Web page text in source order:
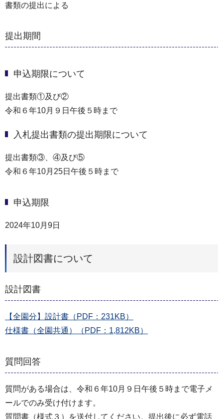
書類の提出による
提出期間
申込期限について
提出書類①及び②
令和６年10月９日午後５時まで
入札提出書類の提出期限について
提出書類③、④及び⑤
令和６年10月25日午後５時まで
申込期限
2024年10月9日
設計図書について
設計図書
【全園分】設計書（PDF：231KB）
仕様書（全園共通）（PDF：1,812KB）
質問回答
質問がある場合は、令和６年10月９日午後５時まで電子メ
ールでのみ受け付けます。
質問書（様式３）を送付してください。提出後に必ず電話